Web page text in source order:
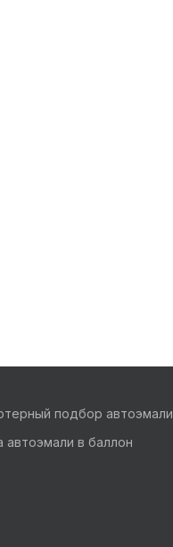
подбор автоэмали
автоэмали в баллон